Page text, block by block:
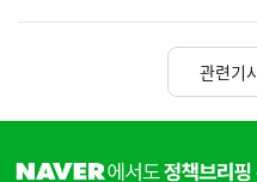
관련기